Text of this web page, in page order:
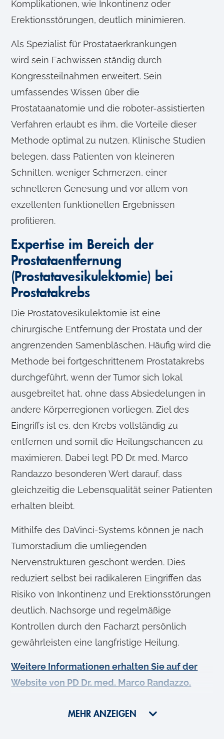
Komplikationen, wie Inkontinenz oder
Erektionsstörungen, deutlich minimieren.
Als Spezialist für Prostataerkrankungen
wird sein Fachwissen ständig durch
Kongressteilnahmen erweitert. Sein
umfassendes Wissen über die
Prostataanatomie und die roboter-assistierten
Verfahren erlaubt es ihm, die Vorteile dieser
Methode optimal zu nutzen. Klinische Studien
belegen, dass Patienten von kleineren
Schnitten, weniger Schmerzen, einer
schnelleren Genesung und vor allem von
exzellenten funktionellen Ergebnissen
profitieren.
Expertise im Bereich der
Prostataentfernung
(Prostatavesikulektomie) bei
Prostatakrebs
Die Prostatovesikulektomie ist eine
chirurgische Entfernung der Prostata und der
angrenzenden Samenbläschen. Häufig wird die
Methode bei fortgeschrittenem Prostatakrebs
durchgeführt, wenn der Tumor sich lokal
ausgebreitet hat, ohne dass Absiedelungen in
andere Körperregionen vorliegen. Ziel des
Eingriffs ist es, den Krebs vollständig zu
entfernen und somit die Heilungschancen zu
maximieren. Dabei legt PD Dr. med. Marco
Randazzo besonderen Wert darauf, dass
gleichzeitig die Lebensqualität seiner Patienten
erhalten bleibt.
Mithilfe des DaVinci-Systems können je nach
Tumorstadium die umliegenden
Nervenstrukturen geschont werden. Dies
reduziert selbst bei radikaleren Eingriffen das
Risiko von Inkontinenz und Erektionsstörungen
deutlich. Nachsorge und regelmäßige
Kontrollen durch den Facharzt persönlich
gewährleisten eine langfristige Heilung.
Weitere Informationen erhalten Sie auf der
Website von PD Dr. med. Marco Randazzo.
MEHR ANZEIGEN